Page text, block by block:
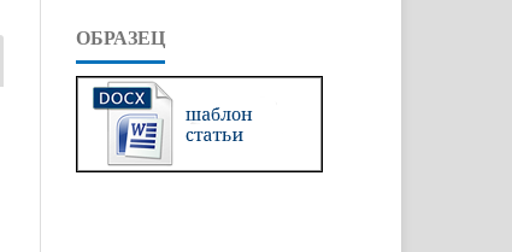
ОБРАЗЕЦ